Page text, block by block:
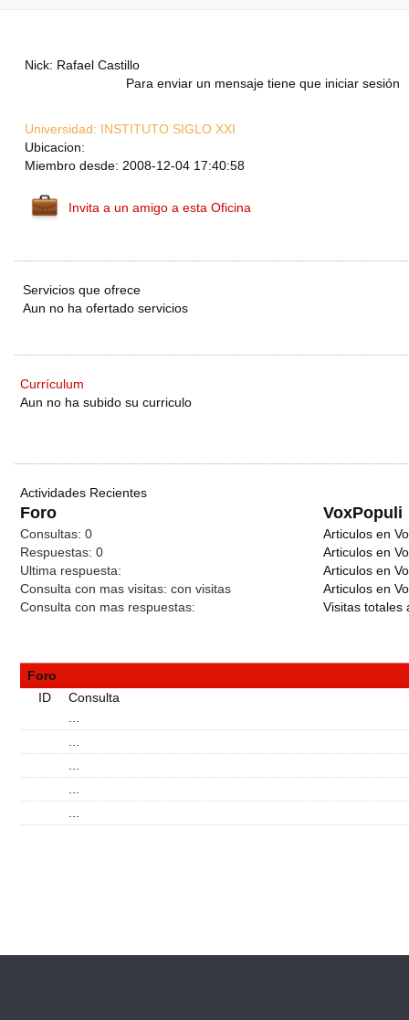
Nick: Rafael Castillo
Para enviar un mensaje tiene que iniciar sesión
Universidad: INSTITUTO SIGLO XXI
Ubicacion:
Miembro desde: 2008-12-04 17:40:58
Invita a un amigo a esta Oficina
Servicios que ofrece
Aun no ha ofertado servicios
Currículum
Aun no ha subido su curriculo
Actividades Recientes
Foro VoxPopuli
Consultas: 0
Respuestas: 0
Ultima respuesta:
Consulta con mas visitas: con visitas
Consulta con mas respuestas:
Articulos en
Articulos en
Articulos en
Articulos en
Visitas totales
Foro
ID
Consulta